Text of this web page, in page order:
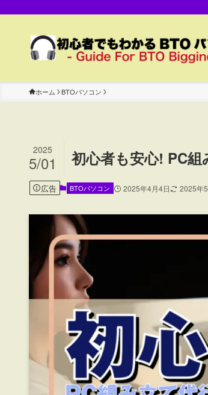
ホーム BTOパソコン
初心者も安心! PC
2025
5/01
広告 BTOパソコン 2025年4月4日 2025年